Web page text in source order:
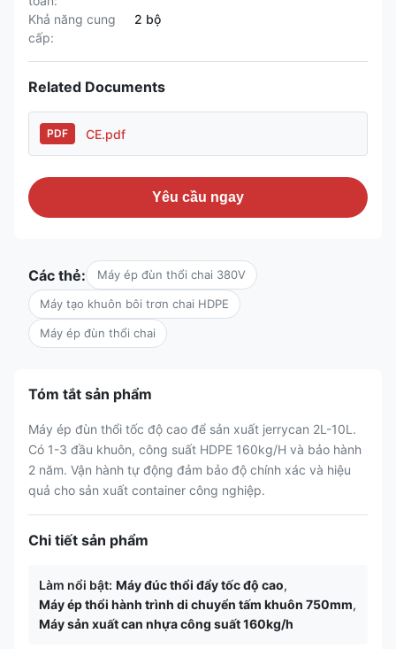
Khả năng cung
cấp:
2 bộ
Related Documents
PDF CE.pdf
Yêu cầu ngay
Các thẻ: Máy ép đùn thổi chai 380V
Máy tạo khuôn bôi trơn chai HDPE
Máy ép đùn thổi chai
Tóm tắt sản phẩm
Máy ép đùn thổi tốc độ cao để sản xuất jerrycan 2L-10L.
Có 1-3 đầu khuôn, công suất HDPE 160kg/H và bảo hành
2 năm. Vận hành tự động đảm bảo độ chính xác và hiệu
quả cho sản xuất container công nghiệp.
Chi tiết sản phẩm
Làm nổi bật: Máy đúc thổi đẩy tốc độ cao,
Máy ép thổi hành trình di chuyển tấm khuôn 750mm,
Máy sản xuất can nhựa công suất 160kg/h